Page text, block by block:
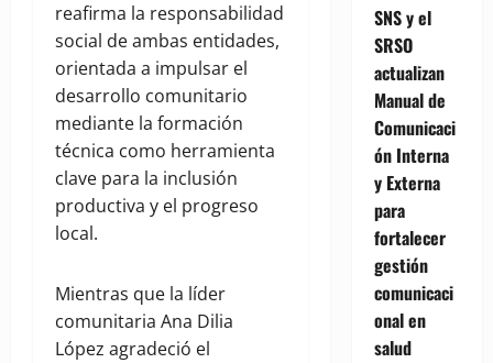
reafirma la responsabilidad
social de ambas entidades,
orientada a impulsar el
desarrollo comunitario
mediante la formación
técnica como herramienta
clave para la inclusión
productiva y el progreso
local.
Mientras que la líder
comunitaria Ana Dilia
López agradeció el
SNS y el
SRSO
actualizan
Manual de
Comunicaci
ón Interna
y Externa
para
fortalecer
gestión
comunicaci
onal en
salud